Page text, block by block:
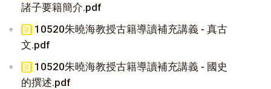
諸子要籍簡介.pdf
10520朱曉海教授古籍導讀補充講義 - 真古
文.pdf
10520朱曉海教授古籍導讀補充講義 - 國史
的撰述.pdf